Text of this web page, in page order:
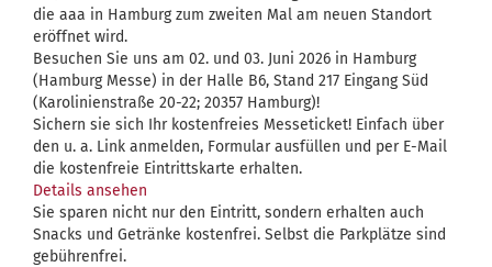
die aaa in Hamburg zum zweiten Mal am neuen Standort
eröffnet wird.
Besuchen Sie uns am 02. und 03. Juni 2026 in Hamburg
(Hamburg Messe) in der Halle B6, Stand 217 Eingang Süd
(Karolinienstraße 20-22; 20357 Hamburg)!
Sichern sie sich Ihr kostenfreies Messeticket! Einfach über
den u. a. Link anmelden, Formular ausfüllen und per E-Mail
die kostenfreie Eintrittskarte erhalten.
Details ansehen
Sie sparen nicht nur den Eintritt, sondern erhalten auch
Snacks und Getränke kostenfrei. Selbst die Parkplätze sind
gebührenfrei.